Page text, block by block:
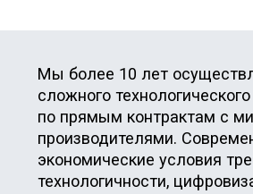
эксплуатации технологического
работы отечественных промышленных
предприятий при адаптации,
производстве нового и реконструкции
используемого оборудования.
Активно продвигаем отечественную
продукцию в рамках импортозамещения
на отечественных и зарубежных рынках.